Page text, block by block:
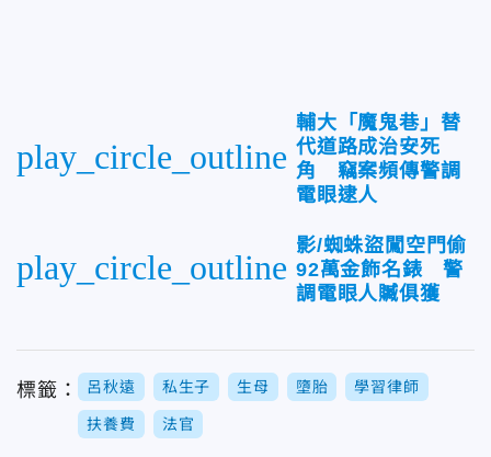
play_circle_outline
輔大「魔鬼巷」替
代道路成治安死
角 竊案頻傳警調
電眼逮人
play_circle_outline
影/蜘蛛盜闖空門偷
92萬金飾名錶 警
調電眼人贓俱獲
標籤： 呂秋遠 私生子 生母 墮胎 學習律師
扶養費 法官